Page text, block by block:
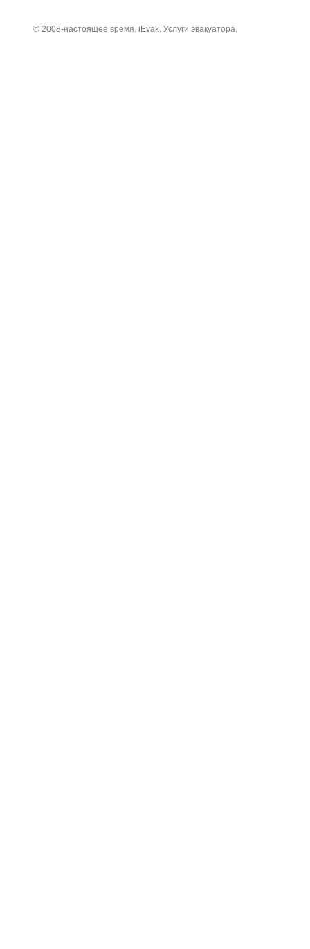
© 2008-настоящее время. iEvak. Услуги эвакуатора.